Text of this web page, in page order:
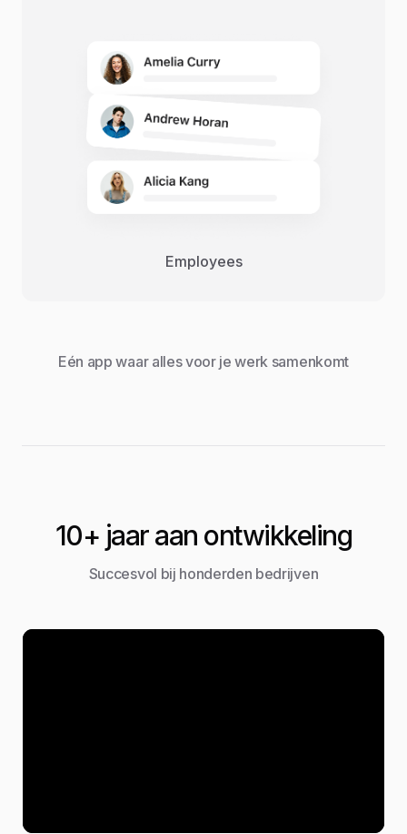
Employees
Eén app waar alles voor je werk samenkomt
10+ jaar aan ontwikkeling
Succesvol bij honderden bedrijven